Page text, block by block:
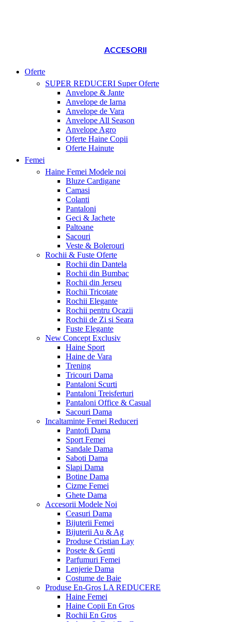
ACCESORII
Oferte
SUPER REDUCERI Super Oferte
Anvelope & Jante
Anvelope de Iarna
Anvelope de Vara
Anvelope All Season
Anvelope Agro
Oferte Haine Copii
Oferte Hainute
Femei
Haine Femei Modele noi
Bluze Cardigane
Camasi
Colanti
Pantaloni
Geci & Jachete
Paltoane
Sacouri
Veste & Bolerouri
Rochii & Fuste Oferte
Rochii din Dantela
Rochii din Bumbac
Rochii din Jerseu
Rochii Tricotate
Rochii Elegante
Rochii pentru Ocazii
Rochii de Zi si Seara
Fuste Elegante
New Concept Exclusiv
Haine Sport
Haine de Vara
Trening
Tricouri Dama
Pantaloni Scurti
Pantaloni Treisferturi
Pantaloni Office & Casual
Sacouri Dama
Incaltaminte Femei Reduceri
Pantofi Dama
Sport Femei
Sandale Dama
Saboti Dama
Slapi Dama
Botine Dama
Cizme Femei
Ghete Dama
Accesorii Modele Noi
Ceasuri Dama
Bijuterii Femei
Bijuterii Au & Ag
Produse Cristian Lay
Posete & Genti
Parfumuri Femei
Lenjerie Dama
Costume de Baie
Produse En-Gros LA REDUCERE
Haine Femei
Haine Copii En Gros
Rochii En Gros